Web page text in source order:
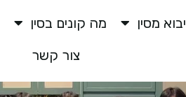
יבוא מסין מה קונים בסין
צור קשר